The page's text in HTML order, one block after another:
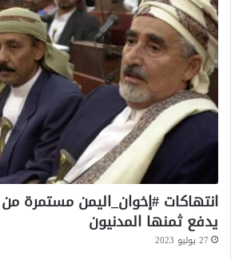
ة
ه
ج
م
ت
ل
ل
ة
انتهاكات #إخوان_اليمن مستمرة
يدفع ثمنها المدنيون
27 يوليو 2023